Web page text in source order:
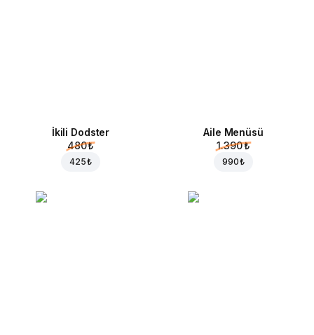
İkili Dodster
480 ₺
425 ₺
Aile Menüsü
1.390 ₺
990 ₺